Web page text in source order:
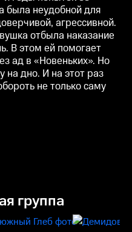
тянет Владу на дно. И на этот
раз на пути к свободе нужно
побороть не только саму себя.
была неудобной для
агрессивной.
отбыла наказание
В этом ей помогает
ад в «Новеньких». Но
на дно. И на этот раз
не только саму
группа